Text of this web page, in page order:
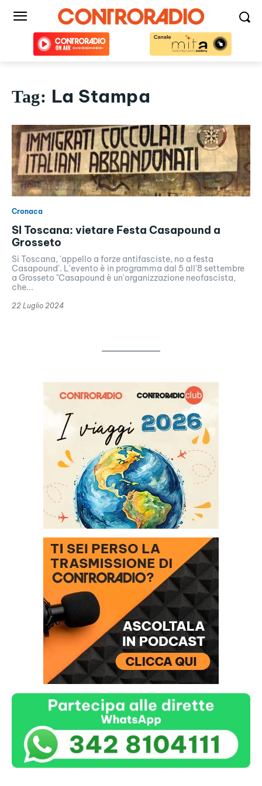
Tag: La Stampa
Cronaca
SI Toscana: vietare Festa Casapound a
Grosseto
Si Toscana, 'appello a forze antifasciste, no a festa
Casapound'. L'evento è in programma dal 5 all'8 settembre
a Grosseto "Casapound è un'organizzazione neofascista,
che...
22 Luglio 2024